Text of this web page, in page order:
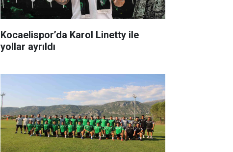
Kocaelispor’da Karol Linetty ile
yollar ayrıldı